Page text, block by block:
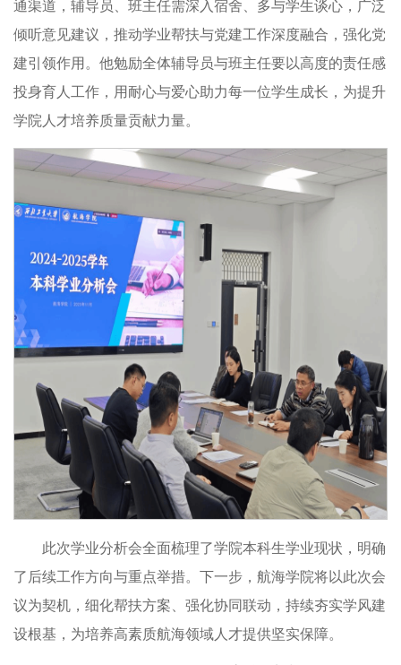
通渠道，辅导员、班主任需深入宿舍、多与学生谈心，广泛
倾听意见建议，推动学业帮扶与党建工作深度融合，强化党
建引领作用。他勉励全体辅导员与班主任要以高度的责任感
投身育人工作，用耐心与爱心助力每一位学生成长，为提升
学院人才培养质量贡献力量。
此次学业分析会全面梳理了学院本科生学业现状，明确
了后续工作方向与重点举措。下一步，航海学院将以此次会
议为契机，细化帮扶方案、强化协同联动，持续夯实学风建
设根基，为培养高素质航海领域人才提供坚实保障。